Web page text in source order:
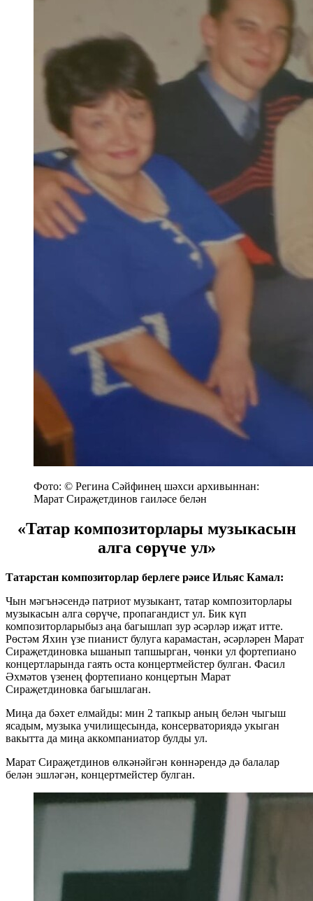
Фото: © Регина Сәйфинең шәхси архивыннан:
Марат Сираҗетдинов гаиләсе белән
«Татар композиторлары музыкасын
алга сөрүче ул»
Татарстан композиторлар берлеге рәисе Ильяс Камал:
Чын мәгънәсендә патриот музыкант, татар композиторлары
музыкасын алга сөрүче, пропагандист ул. Бик күп
композиторларыбыз аңа багышлап зур әсәрләр иҗат итте.
Рөстәм Яхин үзе пианист булуга карамастан, әсәрләрен Марат
Сираҗетдиновка ышанып тапшырган, чөнки ул фортепиано
концертларында гаять оста концертмейстер булган. Фасил
Әхмәтов үзенең фортепиано концертын Марат
Сираҗетдиновка багышлаган.
Миңа да бәхет елмайды: мин 2 тапкыр аның белән чыгыш
ясадым, музыка училищесында, консерваториядә укыган
вакытта да миңа аккомпаниатор булды ул.
Марат Сираҗетдинов өлкәнәйгән көннәрендә дә балалар
белән эшләгән, концертмейстер булган.